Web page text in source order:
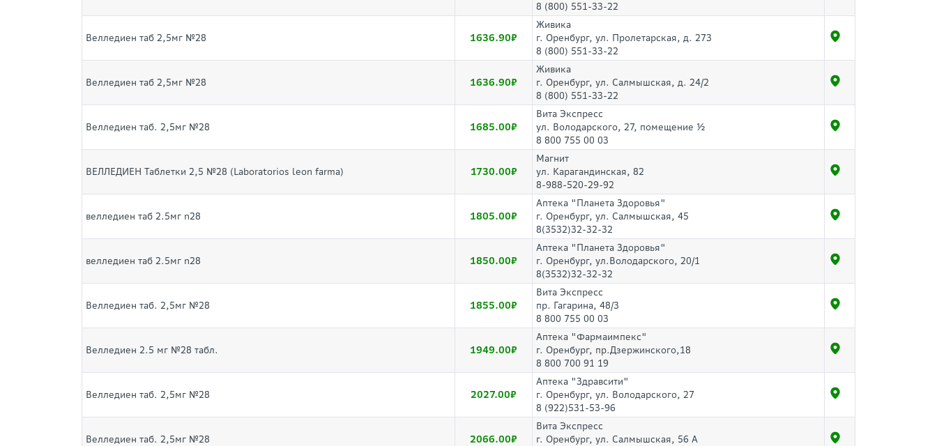
8 (800) 551-33-22
Велледиен таб 2,5мг №28 1636.90
Живика
г. Оренбург, ул. Пролетарская, д. 273
8 (800) 551-33-22
Велледиен таб 2,5мг №28 1636.90
Живика
г. Оренбург, ул. Салмышская, д. 24/2
8 (800) 551-33-22
Велледиен таб. 2,5мг №28 1685.00
Вита Экспресс
ул. Володарского, 27, помещение ½
8 800 755 00 03
ВЕЛЛЕДИЕН Таблетки 2,5 №28 (Laboratorios leon farma) 1730.00
Магнит
ул. Карагандинская, 82
8-988-520-29-92
велледиен таб 2.5мг n28 1805.00
Аптека "Планета Здоровья"
г. Оренбург, ул. Салмышская, 45
8(3532)32-32-32
велледиен таб 2.5мг n28 1850.00
Аптека "Планета Здоровья"
г. Оренбург, ул.Володарского, 20/1
8(3532)32-32-32
Велледиен таб. 2,5мг №28 1855.00
Вита Экспресс
пр. Гагарина, 48/3
8 800 755 00 03
Велледиен 2.5 мг №28 табл. 1949.00
Аптека "Фармаимпекс"
г. Оренбург, пр.Дзержинского,18
8 800 700 91 19
Велледиен таб. 2,5мг №28 2027.00
Аптека "Здравсити"
г. Оренбург, ул. Володарского, 27
8 (922)531-53-96
Велледиен таб. 2,5мг №28 2066.00
Вита Экспресс
г. Оренбург, ул. Салмышская, 56 А